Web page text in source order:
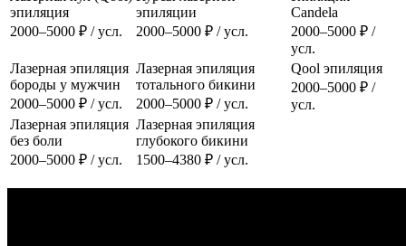
эпиляция
2000–5000 ₽ / усл.
эпиляции
2000–5000 ₽ / усл.
Candela
2000–5000 ₽ /
усл.
Лазерная эпиляция
бороды у мужчин
2000–5000 ₽ / усл.
Лазерная эпиляция
тотального бикини
2000–5000 ₽ / усл.
Qool эпиляция
2000–5000 ₽ /
усл.
Лазерная эпиляция
без боли
2000–5000 ₽ / усл.
Лазерная эпиляция
глубокого бикини
1500–4380 ₽ / усл.